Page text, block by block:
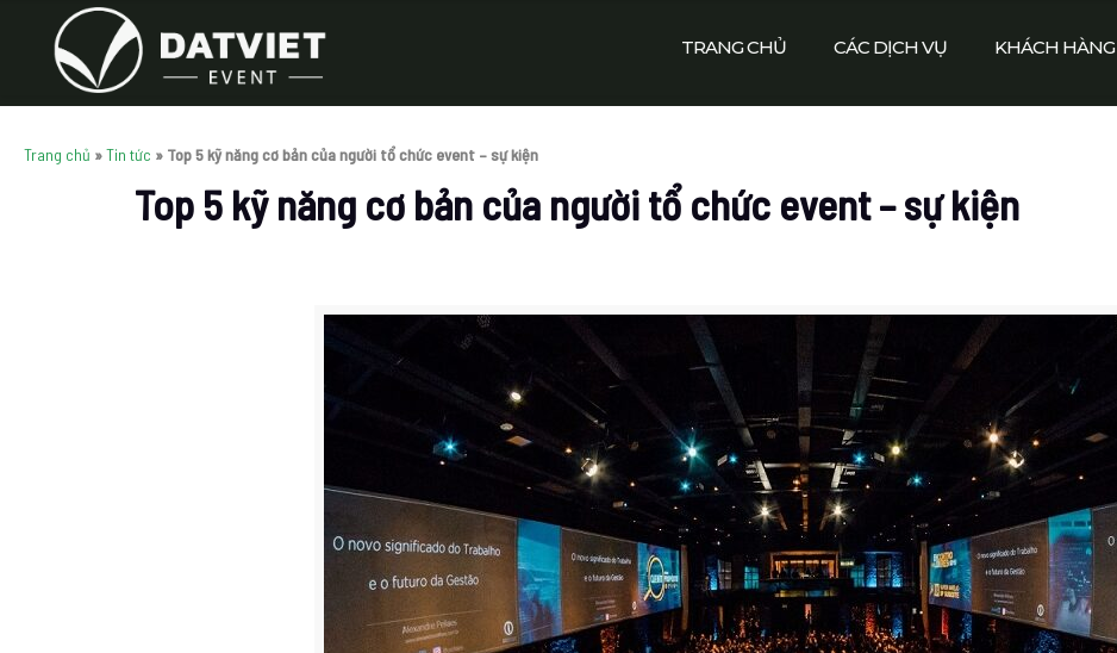
TRANG CHỦ CÁC DỊCH VỤ KHÁCH HÀNG
Trang chủ »Tin tức » Top 5 kỹ năng cơ bản của người tổ chức event – sự kiện
Top 5 kỹ năng cơ bản của người tổ chức event – sự kiện